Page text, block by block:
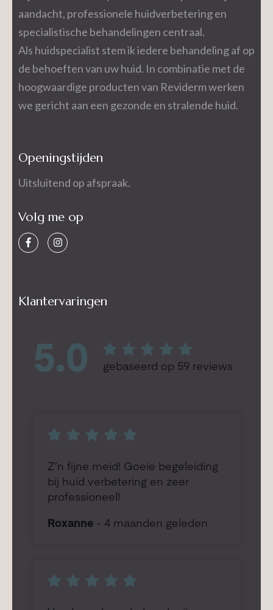
aandacht, professionele huidverbetering en
specialistische behandelingen centraal.
Als huidspecialist stem ik iedere behandeling af op
de behoeften van uw huid. In combinatie met de
hoogwaardige producten van Reviderm werken
we gericht aan een gezonde en stralende huid.
Openingstijden
Uitsluitend op afspraak.
Volg me op
Klantervaringen